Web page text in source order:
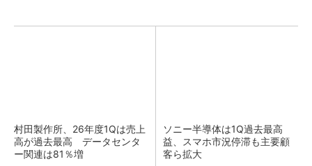
村田製作所、26年度1Qは売上
高が過去最高 データセンタ
ー関連は81％増
ソニー半導体は1Q過去最高
益、スマホ市況停滞も主要顧
客ら拡大